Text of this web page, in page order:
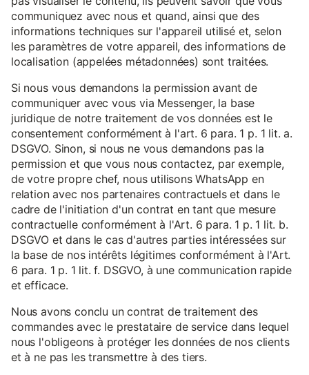
communiquez avec nous et quand, ainsi que des
informations techniques sur l'appareil utilisé et, selon
les paramètres de votre appareil, des informations de
localisation (appelées métadonnées) sont traitées.
Si nous vous demandons la permission avant de
communiquer avec vous via Messenger, la base
juridique de notre traitement de vos données est le
consentement conformément à l'art. 6 para. 1 p. 1 lit. a.
DSGVO. Sinon, si nous ne vous demandons pas la
permission et que vous nous contactez, par exemple,
de votre propre chef, nous utilisons WhatsApp en
relation avec nos partenaires contractuels et dans le
cadre de l'initiation d'un contrat en tant que mesure
contractuelle conformément à l'Art. 6 para. 1 p. 1 lit. b.
DSGVO et dans le cas d'autres parties intéressées sur
la base de nos intérêts légitimes conformément à l'Art.
6 para. 1 p. 1 lit. f. DSGVO, à une communication rapide
et efficace.
Nous avons conclu un contrat de traitement des
commandes avec le prestataire de service dans lequel
nous l'obligeons à protéger les données de nos clients
et à ne pas les transmettre à des tiers.